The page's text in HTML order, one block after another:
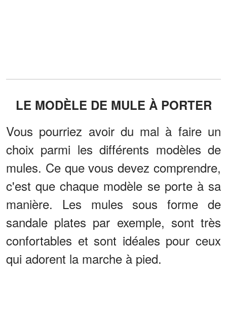
LE MODÈLE DE MULE À PORTER
Vous pourriez avoir du mal à faire un
choix parmi les différents modèles de
mules. Ce que vous devez comprendre,
c'est que chaque modèle se porte à sa
manière. Les mules sous forme de
sandale plates par exemple, sont très
confortables et sont idéales pour ceux
qui adorent la marche à pied.